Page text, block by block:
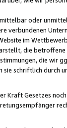
oder
verbundenen
im
die
die wir
sie schriftlich
Kraft Gesetzes